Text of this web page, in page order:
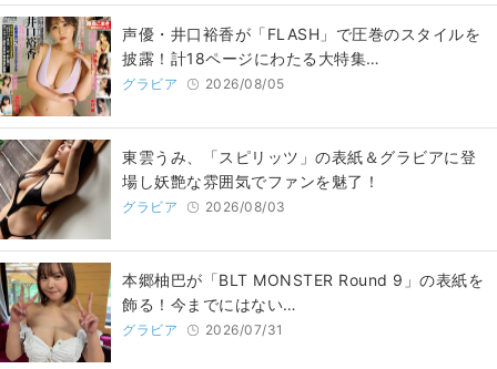
声優・井口裕香が「FLASH」で圧巻のスタイルを
披露！計18ページにわたる大特集…
グラビア 2026/08/05
東雲うみ、「スピリッツ」の表紙＆グラビアに登
場し妖艶な雰囲気でファンを魅了！
グラビア 2026/08/03
本郷柚巴が「BLT MONSTER Round 9」の表紙を
飾る！今までにはない…
グラビア 2026/07/31